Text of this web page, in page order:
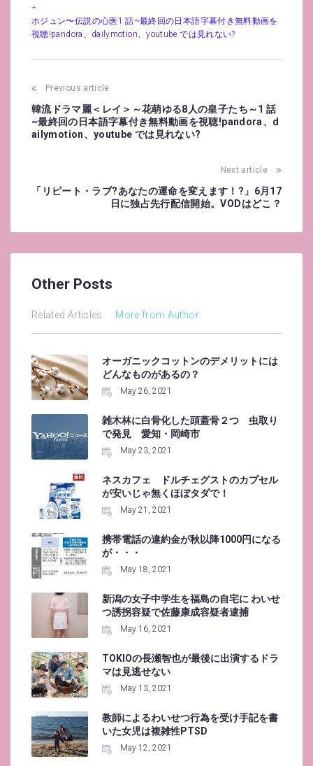
ホジュン〜伝説の心医1 話~最終回の日本語字幕付き無料動画を
視聴!pandora、dailymotion、youtube では見れない?
Post
navigation
Previous article
韓流ドラマ麗＜レイ＞～花萌ゆる8人の皇子たち～1 話
~最終回の日本語字幕付き無料動画を視聴!pandora、d
ailymotion、youtube では見れない?
Next article
「リピート・ラブ?あなたの運命を変えます！?」6月17
日に独占先行配信開始。VODはどこ？
Other Posts
Related Articles More from Author
オーガニックコットンのデメリットには
どんなものがあるの？
May 26, 2021
雑木林に白骨化した頭蓋骨２つ 虫取り
で発見 愛知・岡崎市
May 23, 2021
ネスカフェ ドルチェグストのカプセル
が安いじゃ無くほぼタダで！
May 21, 2021
携帯電話の違約金が秋以降1000円になる
が・・・
May 18, 2021
新潟の女子中学生を福島の自宅に わいせ
つ誘拐容疑で佐藤康成容疑者逮捕
May 16, 2021
TOKIOの長瀬智也が最後に出演するドラ
マは見逃せない
May 13, 2021
教師によるわいせつ行為を受け手記を書
いた女児は複雑性PTSD
May 12, 2021